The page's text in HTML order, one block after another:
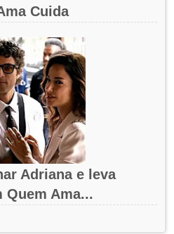
Cuida
Adriana e leva
Quem Ama...